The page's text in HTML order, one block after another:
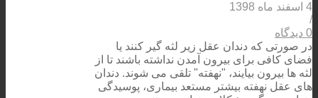
4 اسفند ماه 1398
/
0 دیدگاه
در صورتی که دندان عقل زیر لثه گیر کنند یا
فضای کافی برای بیرون آمدن نداشته باشند تا از
لثه ها بیرون بیایند، "نهفته" تلقی می شوند. دندان
های عقل نهفته بیشتر مستعد بیماری، پوسیدگی